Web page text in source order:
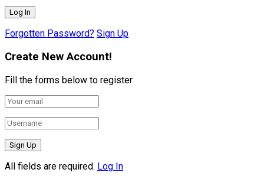
Forgotten Password? Sign Up
Create New Account!
Fill the forms below to register
All fields are required. Log In